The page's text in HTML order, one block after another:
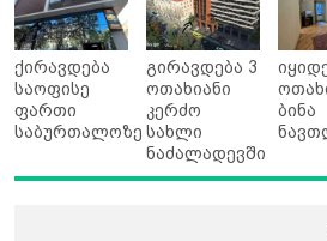
ქირავდება
საოფისე
ფართი
საბურთალოზე
გირავდება 3
ოთახიანი
კერძო
სახლი
ნაძალადევში
ბინა